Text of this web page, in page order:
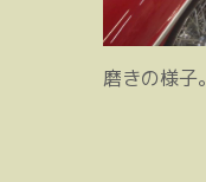
磨きの様子。